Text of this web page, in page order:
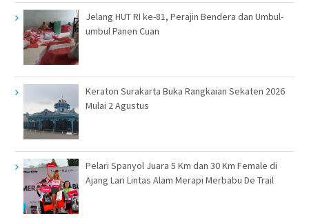
Jelang HUT RI ke-81, Perajin Bendera dan Umbul-
umbul Panen Cuan
Keraton Surakarta Buka Rangkaian Sekaten 2026
Mulai 2 Agustus
Pelari Spanyol Juara 5 Km dan 30 Km Female di
Ajang Lari Lintas Alam Merapi Merbabu De Trail